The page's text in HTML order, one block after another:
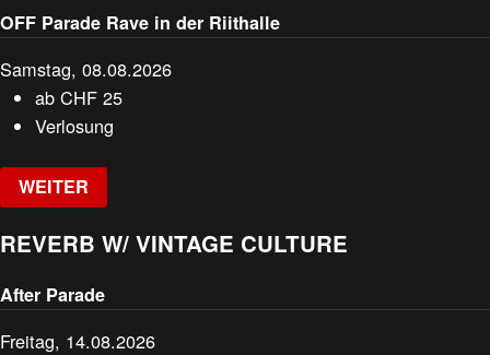
OFF Parade Rave in der Riithalle
Samstag, 08.08.2026
abCHF 25
Verlosung
WEITER
REVERB W/ VINTAGE CULTURE
After Parade
Freitag, 14.08.2026